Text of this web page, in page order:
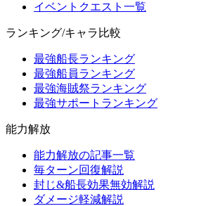
イベントクエスト一覧
ランキング/キャラ比較
最強船長ランキング
最強船員ランキング
最強海賊祭ランキング
最強サポートランキング
能力解放
能力解放の記事一覧
毎ターン回復解説
封じ&船長効果無効解説
ダメージ軽減解説